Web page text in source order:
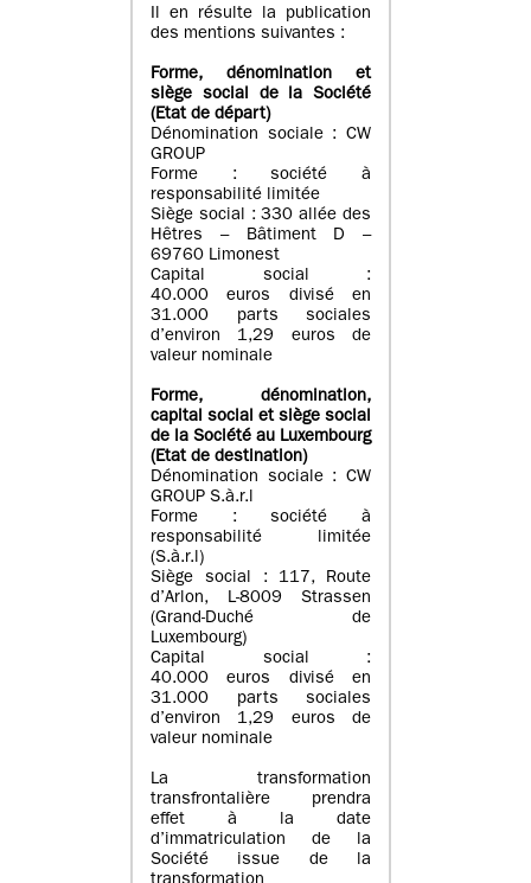
Il en résulte la publication
des mentions suivantes :
Forme, dénomination et
siège social de la Société
(Etatde départ)
Dénomination sociale : CW
GROUP
Forme : société à
responsabilité limitée
Siège social : 330 allée des
Hêtres – Bâtiment D –
69760 Limonest
Capital social :
40.000 euros divisé en
31.000 parts sociales
d’environ 1,29 euros de
valeur nominale
Forme, dénomination,
capital social et siège social
de la Société au Luxembourg
(Etat de destination)
Dénomination sociale : CW
GROUP S.à.r.l
Forme : société à
responsabilité limitée
(S.à.r.l)
Siège social : 117, Route
d’Arlon, L-8009 Strassen
(Grand-Duché de
Luxembourg)
Capital social :
40.000 euros divisé en
31.000 parts sociales
d’environ 1,29 euros de
valeur nominale
La transformation
transfrontalière prendra
effet à la date
d’immatriculation de la
Société issue de la